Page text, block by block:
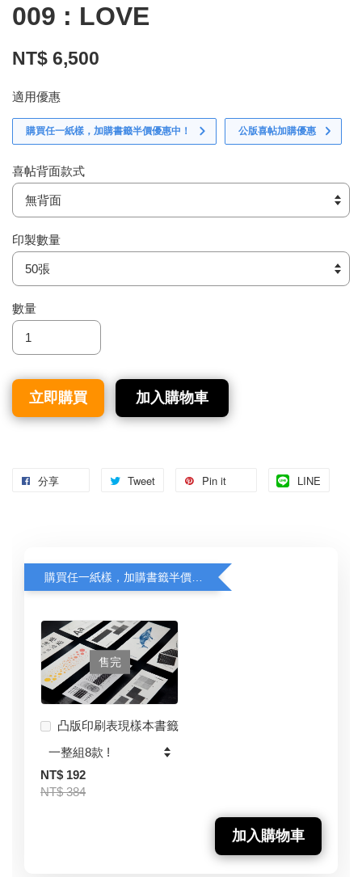
009 : LOVE
NT$ 6,500
適用優惠
購買任一紙樣，加購書籤半價優惠中！ 公版喜帖加購優惠
喜帖背面款式
印製數量
數量
立即購買 加入購物車
分享 Tweet Pin it LINE
售完
凸版印刷表現樣本書籤
NT$ 192
NT$ 384
加入購物車